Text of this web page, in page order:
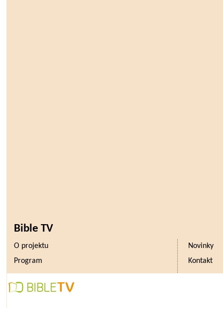
Bible TV
O projektu
Novinky
Program
Kontakt